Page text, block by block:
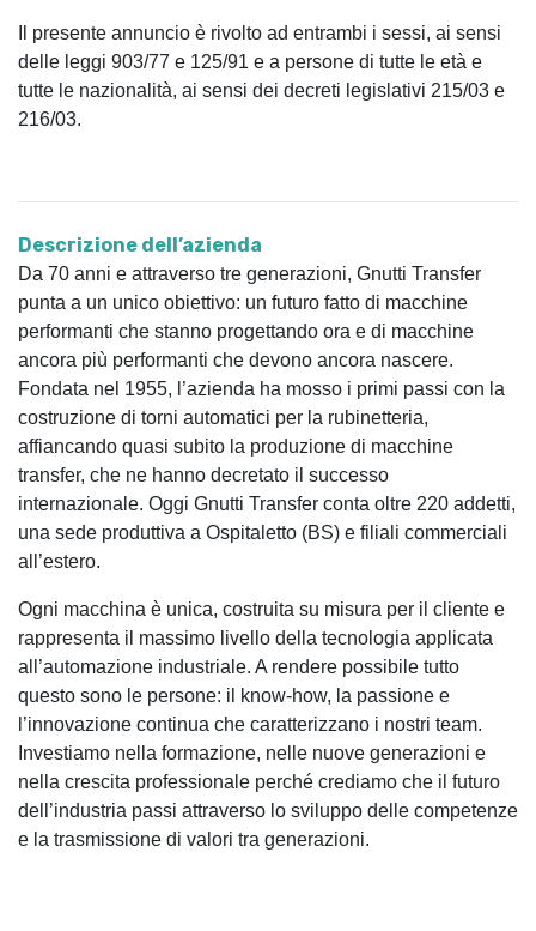
Il presente annuncio è rivolto ad entrambi i sessi, ai sensi
delle leggi 903/77 e 125/91 e a persone di tutte le età e
tutte le nazionalità, ai sensi dei decreti legislativi 215/03 e
216/03.
Descrizione dell’azienda
Da 70 anni e attraverso tre generazioni, Gnutti Transfer
punta a un unico obiettivo: un futuro fatto di macchine
performanti che stanno progettando ora e di macchine
ancora più performanti che devono ancora nascere.
Fondata nel 1955, l’azienda ha mosso i primi passi con la
costruzione di torni automatici per la rubinetteria,
affiancando quasi subito la produzione di macchine
transfer, che ne hanno decretato il successo
internazionale. Oggi Gnutti Transfer conta oltre 220 addetti,
una sede produttiva a Ospitaletto (BS) e filiali commerciali
all’estero.
Ogni macchina è unica, costruita su misura per il cliente e
rappresenta il massimo livello della tecnologia applicata
all’automazione industriale. A rendere possibile tutto
questo sono le persone: il know-how, la passione e
l’innovazione continua che caratterizzano i nostri team.
Investiamo nella formazione, nelle nuove generazioni e
nella crescita professionale perché crediamo che il futuro
dell’industria passi attraverso lo sviluppo delle competenze
e la trasmissione di valori tra generazioni.